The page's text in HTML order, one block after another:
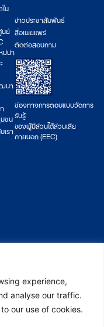
experience,
analyse our traffic.
our use of cookies.
น
นย์
ม่น่า
นา
ชน
เรา
ข่าวประชาสัมพันธ์
สื่อเผยแพร่
ติดต่อสอบถาม
ช่องทางการตอบแบบวัดการ
รับรู้
ของผู้มีส่วนได้ส่วนเสีย
ภายนอก (EEC)